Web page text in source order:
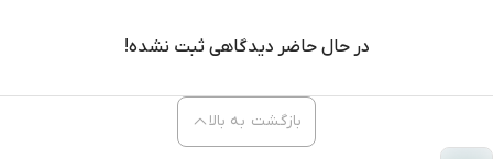
در حال حاضر دیدگاهی ثبت نشده!
بازگشت به بالا